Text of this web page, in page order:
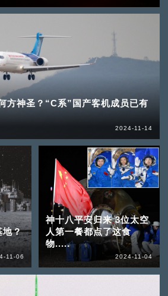
方神圣？“C系”国产客机成员已有
2024-11-14
地？
11-06
神十八平安归来 3位太空
人第一餐都点了这食
物.....
2024-11-04